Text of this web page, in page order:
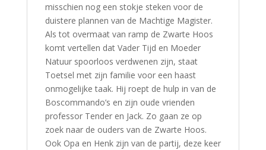
misschien nog een stokje steken voor de
duistere plannen van de Machtige Magister.
Als tot overmaat van ramp de Zwarte Hoos
komt vertellen dat Vader Tijd en Moeder
Natuur spoorloos verdwenen zijn, staat
Toetsel met zijn familie voor een haast
onmogelijke taak. Hij roept de hulp in van de
Boscommando’s en zijn oude vrienden
professor Tender en Jack. Zo gaan ze op
zoek naar de ouders van de Zwarte Hoos.
Ook Opa en Henk zijn van de partij, deze keer